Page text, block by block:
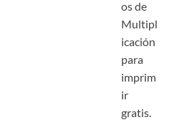
os de
Multipl
icación
para
imprim
ir
gratis.